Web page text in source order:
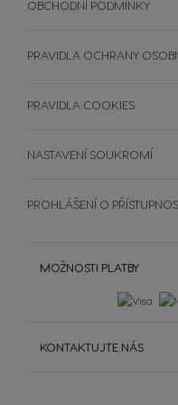
Zobrazit všechny nápoje
Šálky a termohrnky
Extra Space
Vložte kód
MOŽNOSTI PLATBY
KONTAKTUJTE NÁS
OBCHODNÍ PODMÍNKY
PRAVIDLA OCHRANY
PRAVIDLA COOKIES
NASTAVENÍ SOUKROMÍ
PROHLÁŠENÍ O